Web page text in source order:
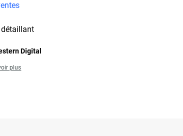
détaillant
Digital
plus